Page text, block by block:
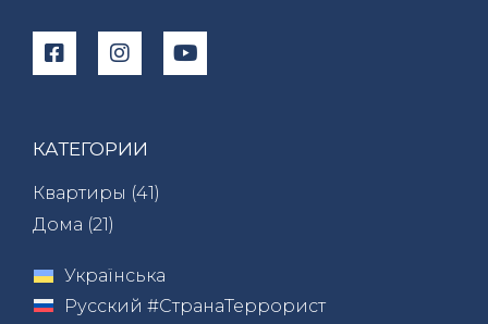
КАТЕГОРИИ
Квартиры (41)
Дома (21)
Українська
Русский #СтранаТеррорист